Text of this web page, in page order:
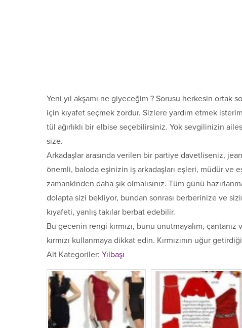
Yeni yıl akşamı ne giyeceğim ? Sorusu herkesin ortak
için kıyafet seçmek zordur. Sizlere yardım etmek
tül ağırlıklı bir elbise seçebilirsiniz. Yok sevgilinizin
size.
Arkadaşlar arasında verilen bir partiye davetliseniz,
önemli, baloda eşinizin iş arkadaşları eşleri, müdür ve
zamankinden daha şık olmalısınız. Tüm günü
dolapta sizi bekliyor, bundan sonrası berberinize ve
kıyafeti, yanlış takılar berbat edebilir.
Bu gecenin rengi kırmızı, bunu unutmayalım, çantanız
kırmızı kullanmaya dikkat edin. Kırmızının uğur
Alt Kategoriler: Yılbaşı